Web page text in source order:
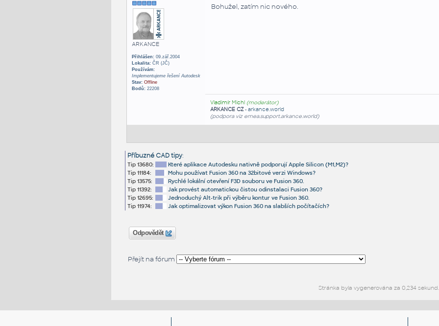
ARKANCE
Přihlášen:09.zář.2004
Lokalita:ČR (JČ)
Používám:
Implementujeme řešení Autodesk
Stav: Offline
Bodů:22208
Bohužel, zatím nic nového.
Vladimír Michl (moderátor)
ARKANCE CZ- arkance.world
(podpora viz emea.support.arkance.world)
Příbuzné CAD tipy:
Tip 13680:
Které aplikace Autodesku nativně podporují Apple Silicon (M1,M2)?
Tip 11184:
Mohu používat Fusion 360 na 32bitové verzi Windows?
Tip 13575:
Rychlé lokální otevření F3D souboru ve Fusion 360.
Tip 11392:
Jak provést automatickou čistou odinstalaci Fusion 360?
Tip 12695:
Jednoduchý Alt-trik při výběru kontur ve Fusion 360.
Tip 11974:
Jak optimalizovat výkon Fusion 360 na slabších počítačích?
Odpovědět
Přejít na fórum
Stránka byla vygenerována za 0,234 sekund.